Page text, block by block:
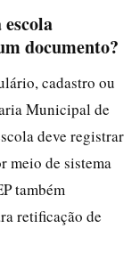
documento?
cadastro ou
Municipal de
deve registrar
meio de sistema
também
retificação de